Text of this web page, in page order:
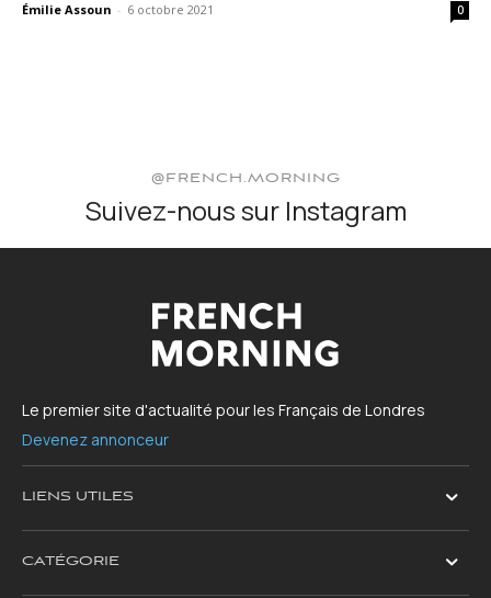
Émilie Assoun - 6 octobre 2021 0
@FRENCH.MORNING
Suivez-nous sur Instagram
Le premier site d'actualité pour les Français de Londres
Devenez annonceur
LIENS UTILES
CATÉGORIE